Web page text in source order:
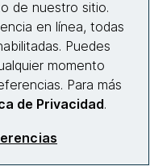
no debe
de la
que las
la equidad, la
que muchas
de nuestro sitio.
en línea, todas
Puedes
momento
Para más
de Privacidad.